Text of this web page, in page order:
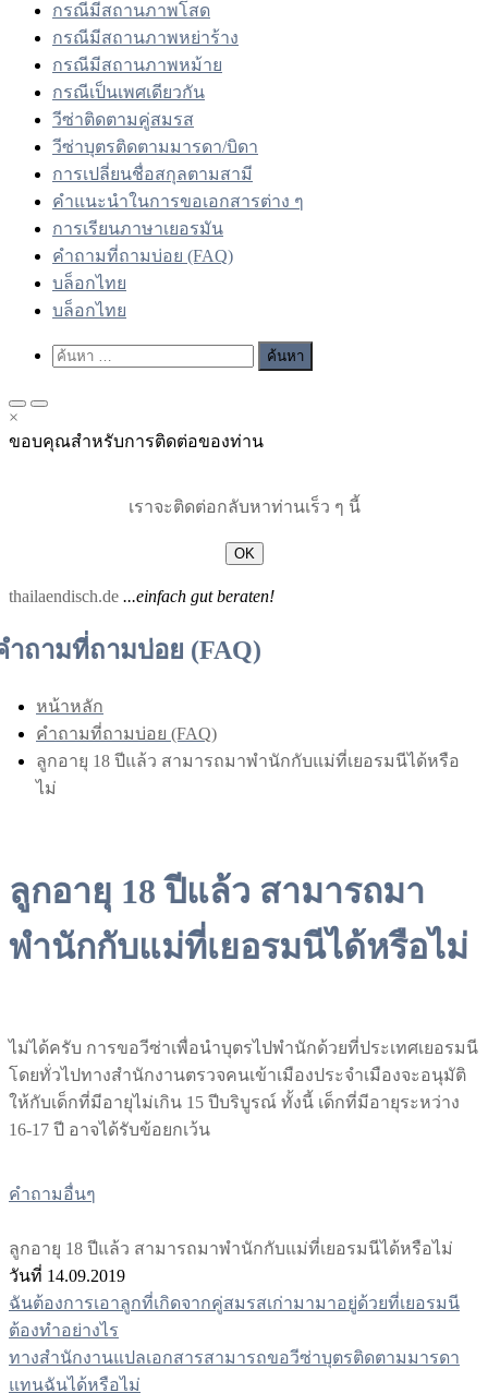
กรณีมีสถานภาพโสด
กรณีมีสถานภาพหย่าร้าง
กรณีมีสถานภาพหม้าย
กรณีเป็นเพศเดียวกัน
วีซ่าติดตามคู่สมรส
วีซ่าบุตรติดตามมารดา/บิดา
การเปลี่ยนชื่อสกุลตามสามี
คำแนะนำในการขอเอกสารต่าง ๆ
การเรียนภาษาเยอรมัน
คำถามที่ถามบ่อย (FAQ)
บล็อกไทย
บล็อกไทย
Show
Search
ค้นหา
Primary
for
Primary
for
×
ขอบคุณสำหรับการติดต่อของท่าน
เราจะติดต่อกลับหาท่านเร็ว ๆ นี้
OK
thailaendisch.de ...einfach gut beraten!
ำถามที่ถามบ่อย (FAQ)
หน้าหลัก
คำถามที่ถามบ่อย (FAQ)
ลูกอายุ 18 ปีแล้ว สามารถมาพำนักกับแม่ที่เยอรมนีได้หรือ
ไม่
ลูกอายุ 18 ปีแล้ว สามารถมา
พำนักกับแม่ที่เยอรมนีได้หรือไม่
ไม่ได้ครับ การขอวีซ่าเพื่อนำบุตรไปพำนักด้วยที่ประเทศเยอรมนี
โดยทั่วไปทางสำนักงานตรวจคนเข้าเมืองประจำเมืองจะอนุมัติ
ให้กับเด็กที่มีอายุไม่เกิน 15 ปีบริบูรณ์ ทั้งนี้ เด็กที่มีอายุระหว่าง
16-17 ปี อาจได้รับข้อยกเว้น
คำถามอื่นๆ
ลูกอายุ 18 ปีแล้ว สามารถมาพำนักกับแม่ที่เยอรมนีได้หรือไม่
วันที่ 14.09.2019
แนะแนว
เรื่อง
ฉันต้องการเอาลูกที่เกิดจากคู่สมรสเก่ามามาอยู่ด้วยที่เยอรมนี
ต้องทำอย่างไร
ทางสำนักงานแปลเอกสารสามารถขอวีซ่าบุตรติดตามมารดา
แทนฉันได้หรือไม่